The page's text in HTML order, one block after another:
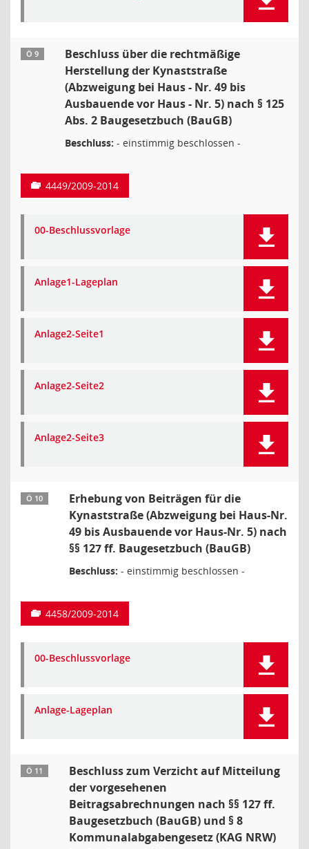
Ö 9
Beschluss über die rechtmäßige
Herstellung der Kynaststraße
(Abzweigung bei Haus - Nr. 49 bis
Ausbauende vor Haus - Nr. 5) nach § 125
Abs. 2 Baugesetzbuch (BauGB)
Beschluss: - einstimmig beschlossen -
4449/2009-2014
00-Beschlussvorlage
Anlage1-Lageplan
Anlage2-Seite1
Anlage2-Seite2
Anlage2-Seite3
Ö 10
Erhebung von Beiträgen für die
Kynaststraße (Abzweigung bei Haus-Nr.
49 bis Ausbauende vor Haus-Nr. 5) nach
§§ 127 ff. Baugesetzbuch (BauGB)
Beschluss: - einstimmig beschlossen -
4458/2009-2014
00-Beschlussvorlage
Anlage-Lageplan
Ö 11
Beschluss zum Verzicht auf Mitteilung
der vorgesehenen
Beitragsabrechnungen nach §§ 127 ff.
Baugesetzbuch (BauGB) und § 8
Kommunalabgabengesetz (KAG NRW)